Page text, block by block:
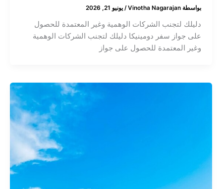
بواسطة Vinotha Nagarajan
/ يونيو 21, 2026
دليلك لتجنب الشركات الوهمية وغير المعتمدة للحصول
على جواز سفر دومينيكا دليلك لتجنب الشركات الوهمية
وغير المعتمدة للحصول على جواز